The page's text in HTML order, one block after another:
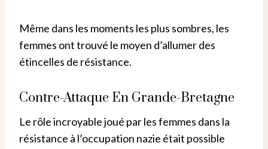
Même dans les moments les plus sombres, les
femmes ont trouvé le moyen d’allumer des
étincelles de résistance.
Contre-Attaque En Grande-Bretagne
Le rôle incroyable joué par les femmes dans la
résistance à l’occupation nazie était possible